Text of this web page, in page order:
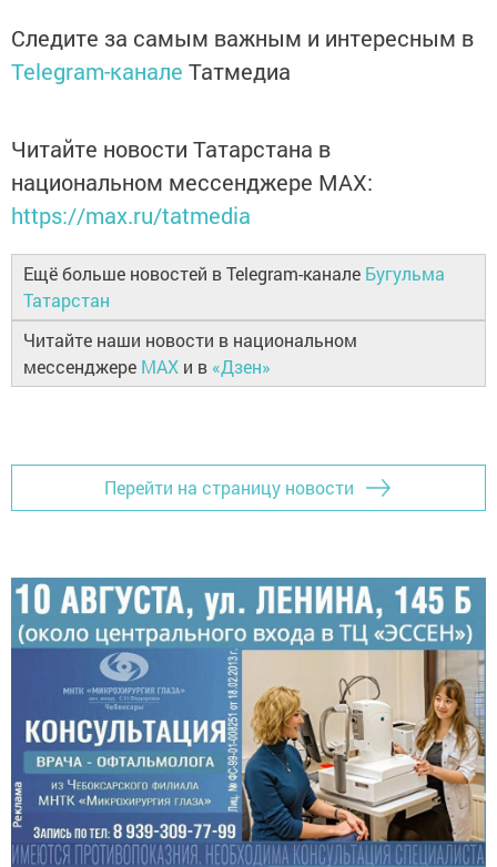
Следите за самым важным и интересным в
Telegram-канале Татмедиа
Читайте новости Татарстана в
национальном мессенджере MАХ:
https://max.ru/tatmedia
Ещё больше новостей в Telegram-канале Бугульма
Татарстан
Читайте наши новости в национальном
мессенджере MAX и в «Дзен»
Перейти на страницу новости